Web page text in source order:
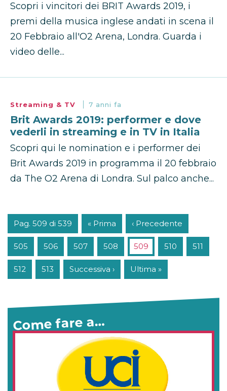
Scopri i vincitori dei BRIT Awards 2019, i
premi della musica inglese andati in scena il
20 Febbraio all'O2 Arena, Londra. Guarda i
video delle...
Streaming & TV 7 anni fa
Brit Awards 2019: performer e dove
vederli in streaming e in TV in Italia
Scopri qui le nomination e i performer dei
Brit Awards 2019 in programma il 20 febbraio
da The O2 Arena di Londra. Sul palco anche...
Pag. 509 di 539 « Prima ‹ Precedente
505 506 507 508 509 510 511
512 513 Successiva › Ultima »
Come fare a…